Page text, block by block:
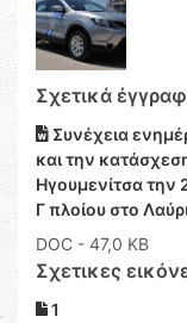
Σχετικά
Συνέχεια
και την
Ηγουμενίτσα
Γ πλοίου στο
DOC - 47,0 KB
Σχετικες
1